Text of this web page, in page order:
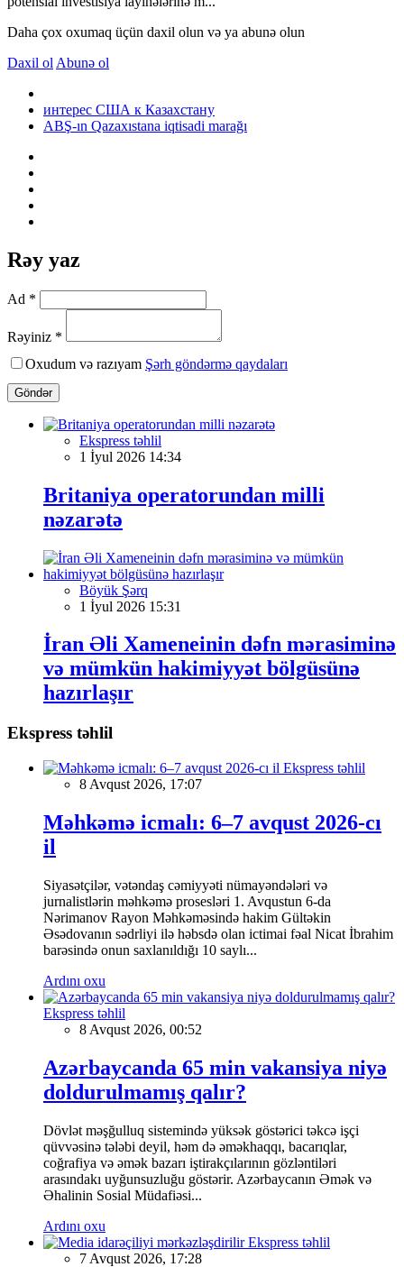
Daha çox oxumaq üçün daxil olun və ya abunə olun
Daxil ol Abunə ol
интерес США к Казахстану
ABŞ-ın Qazaxıstana iqtisadi marağı
Rəy yaz
Ad *
Rəyiniz *
Oxudum və razıyam Şərh göndərmə qaydaları
Göndər
Ekspress təhlil
1 İyul 2026 14:34
Britaniya operatorundan milli
nəzarətə
Böyük Şərq
1 İyul 2026 15:31
İran Əli Xameneinin dəfn mərasiminə
və mümkün hakimiyyət bölgüsünə
hazırlaşır
Ekspress təhlil
Ekspress təhlil
8 Avqust 2026, 17:07
Məhkəmə icmalı: 6–7 avqust 2026-cı
il
Siyasətçilər, vətəndaş cəmiyyəti nümayəndələri və
jurnalistlərin məhkəmə prosesləri 1. Avqustun 6-da
Nərimanov Rayon Məhkəməsində hakim Gültəkin
Əsədovanın sədrliyi ilə həbsdə olan ictimai fəal Nicat İbrahim
barəsində onun saxlanıldığı 10 saylı...
Ardını oxu
Ekspress təhlil
8 Avqust 2026, 00:52
Azərbaycanda 65 min vakansiya niyə
doldurulmamış qalır?
Dövlət məşğulluq sistemində yüksək göstərici təkcə işçi
qüvvəsinə tələbi deyil, həm də əməkhaqqı, bacarıqlar,
coğrafiya və əmək bazarı iştirakçılarının gözləntiləri
arasındakı uyğunsuzluğu göstərir. Azərbaycanın Əmək və
Əhalinin Sosial Müdafiəsi...
Ardını oxu
Ekspress təhlil
7 Avqust 2026, 17:28